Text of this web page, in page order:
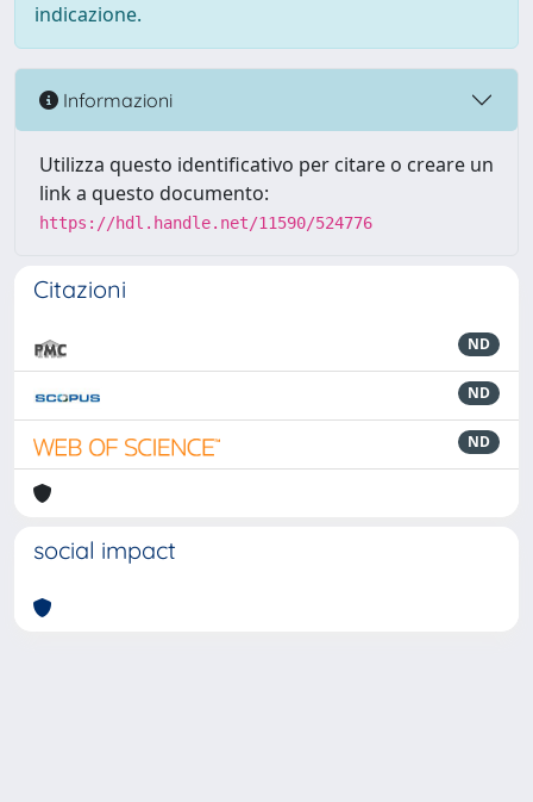
indicazione.
Informazioni
Utilizza questo identificativo per citare o creare un
link a questo documento:
https://hdl.handle.net/11590/524776
Citazioni
ND
ND
ND
social impact